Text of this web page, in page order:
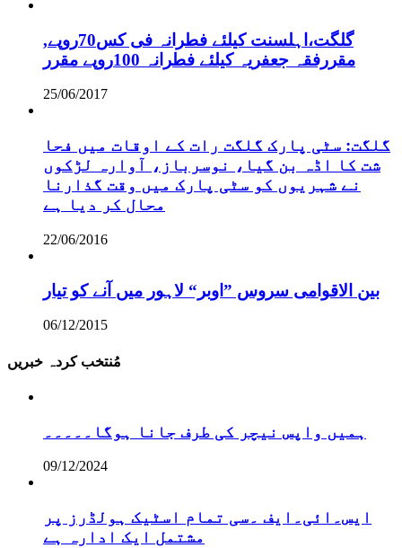
,گلگت،اہلسنت کیلئے فطرانہ فی کس70روپے
مقررفقہ جعفریہ کیلئے فطرانہ 100روپے مقرر
25/06/2017
گلگت: سٹی پارک گلگت رات کے اوقات میں فحا
شت کا اڈہ بن گیا، نوسرباز، آوارہ لڑکوں
نے شہریوں کو سٹی پارک میں وقت گذارنا
محال کر دیا ہے
22/06/2016
بین الاقوامی سروس ”اوبر“ لاہور میں آنے کو تیار
06/12/2015
مُنتخب کردہ خبریں
ہمیں واپس نیچر کی طرف جانا ہوگا۔۔۔۔۔
09/12/2024
ایس۔ائی۔ایف ۔سی تمام اسٹیک ہولڈرز پر
مشتمل ایک ادارہ ہے